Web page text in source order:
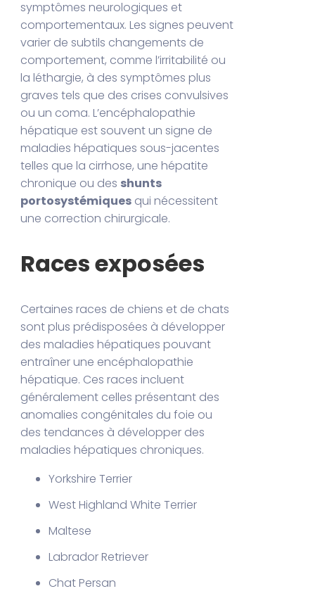
symptômes neurologiques et
comportementaux. Les signes peuvent
varier de subtils changements de
comportement, comme l’irritabilité ou
la léthargie, à des symptômes plus
graves tels que des crises convulsives
ou un coma. L’encéphalopathie
hépatique est souvent un signe de
maladies hépatiques sous-jacentes
telles que la cirrhose, une hépatite
chronique ou des shunts
portosystémiques qui nécessitent
une correction chirurgicale.
Races exposées
Certaines races de chiens et de chats
sont plus prédisposées à développer
des maladies hépatiques pouvant
entraîner une encéphalopathie
hépatique. Ces races incluent
généralement celles présentant des
anomalies congénitales du foie ou
des tendances à développer des
maladies hépatiques chroniques.
Yorkshire Terrier
West Highland White Terrier
Maltese
Labrador Retriever
Chat Persan